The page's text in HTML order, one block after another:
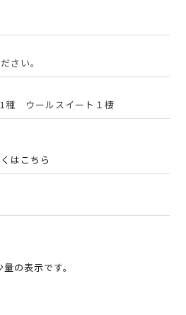
さい。
種 ウールスイート１棲
はこちら
の表示です。